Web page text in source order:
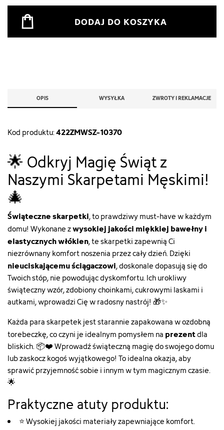
DODAJ DO KOSZYKA
OPIS WYSYŁKA ZWROTY I REKLAMACJE
Kod produktu:422ZMWSZ-10370
🌟 Odkryj Magię Świąt z
Naszymi Skarpetami Męskimi!
🎄
Świąteczne skarpetki, to prawdziwy must-have w każdym
domu! Wykonane zwysokiej jakości miękkiej bawełny i
elastycznych włókien, te skarpetki zapewnią Ci
niezrównany komfort noszenia przez cały dzień. Dzięki
nieuciskającemu ściągaczowi, doskonale dopasują się do
Twoich stóp, nie powodując dyskomfortu. Ich urokliwy
świąteczny wzór, zdobiony choinkami, cukrowymi laskami i
autkami, wprowadzi Cię w radosny nastrój! 🎁✨
Każda para skarpetek jest starannie zapakowana w ozdobną
torebeczkę, co czyni je idealnym pomysłem na prezentdla
bliskich. 📦❤️ Wprowadź świąteczną magię do swojego domu
lub zaskocz kogoś wyjątkowego! To idealna okazja, aby
sprawić przyjemność sobie i innym w tym magicznym czasie.
🌟
Praktyczne atuty produktu:
⭐ Wysokiej jakości materiały zapewniające komfort.